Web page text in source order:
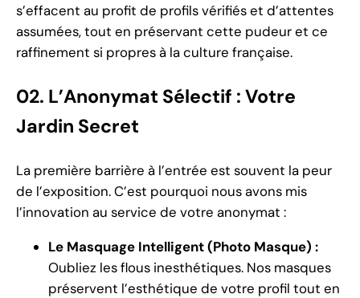
s’effacent au profit de profils vérifiés et d’attentes
assumées, tout en préservant cette pudeur et ce
raffinement si propres à la culture française.
02. L’Anonymat Sélectif : Votre
Jardin Secret
La première barrière à l’entrée est souvent la peur
de l’exposition. C’est pourquoi nous avons mis
l’innovation au service de votre anonymat :
Le Masquage Intelligent (Photo Masque) :
Oubliez les flous inesthétiques. Nos masques
préservent l’esthétique de votre profil tout en